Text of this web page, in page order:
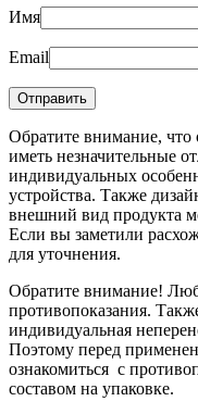
Имя
Email
Обратите внимание, что
иметь незначительные
индивидуальных
устройства. Также
внешний вид продукта
Если вы заметили
для уточнения.
Обратите внимание!
противопоказания.
индивидуальная
Поэтому перед
ознакомиться с
составом на упаковке.